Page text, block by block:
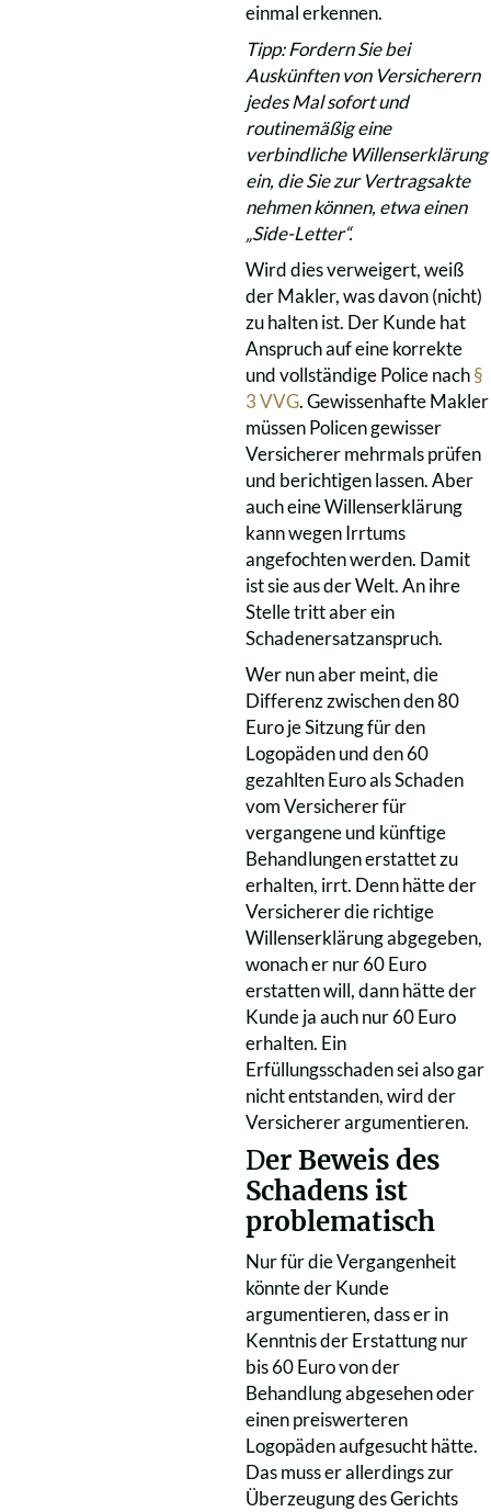
einmal erkennen.
Tipp: Fordern Sie bei
Auskünften von Versicherern
jedes Mal sofort und
routinemäßig eine
verbindliche Willenserklärung
ein, die Sie zur Vertragsakte
nehmen können, etwa einen
„Side-Letter“.
Wird dies verweigert, weiß
der Makler, was davon (nicht)
zu halten ist. Der Kunde hat
Anspruch auf eine korrekte
und vollständige Police nach§
3 VVG. Gewissenhafte Makler
müssen Policen gewisser
Versicherer mehrmals prüfen
und berichtigen lassen. Aber
auch eine Willenserklärung
kann wegen Irrtums
angefochten werden. Damit
ist sie aus der Welt. An ihre
Stelle tritt aber ein
Schadenersatzanspruch.
Wer nun aber meint, die
Differenz zwischen den 80
Euro je Sitzung für den
Logopäden und den 60
gezahlten Euro als Schaden
vom Versicherer für
vergangene und künftige
Behandlungen erstattet zu
erhalten, irrt. Denn hätte der
Versicherer die richtige
Willenserklärung abgegeben,
wonach er nur 60 Euro
erstatten will, dann hätte der
Kunde ja auch nur 60 Euro
erhalten. Ein
Erfüllungsschaden sei also gar
nicht entstanden, wird der
Versicherer argumentieren.
Der Beweis des
Schadens ist
problematisch
Nur für die Vergangenheit
könnte der Kunde
argumentieren, dass er in
Kenntnis der Erstattung nur
bis 60 Euro von der
Behandlung abgesehen oder
einen preiswerteren
Logopäden aufgesucht hätte.
Das muss er allerdings zur
Überzeugung des Gerichts